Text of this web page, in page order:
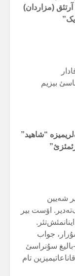
آرتئق (مزاردان)
بیزیم
“شاهید”
شەیین
اۆست بیر
جواب
سۇنراسئ
تام